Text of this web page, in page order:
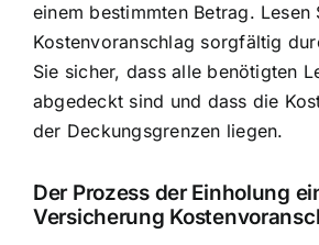
einem bestimmten Betrag. Lesen
Kostenvoranschlag sorgfältig
Sie sicher, dass alle benötigten
abgedeckt sind und dass die
der Deckungsgrenzen liegen.
Der Prozess der Einholung
Versicherung